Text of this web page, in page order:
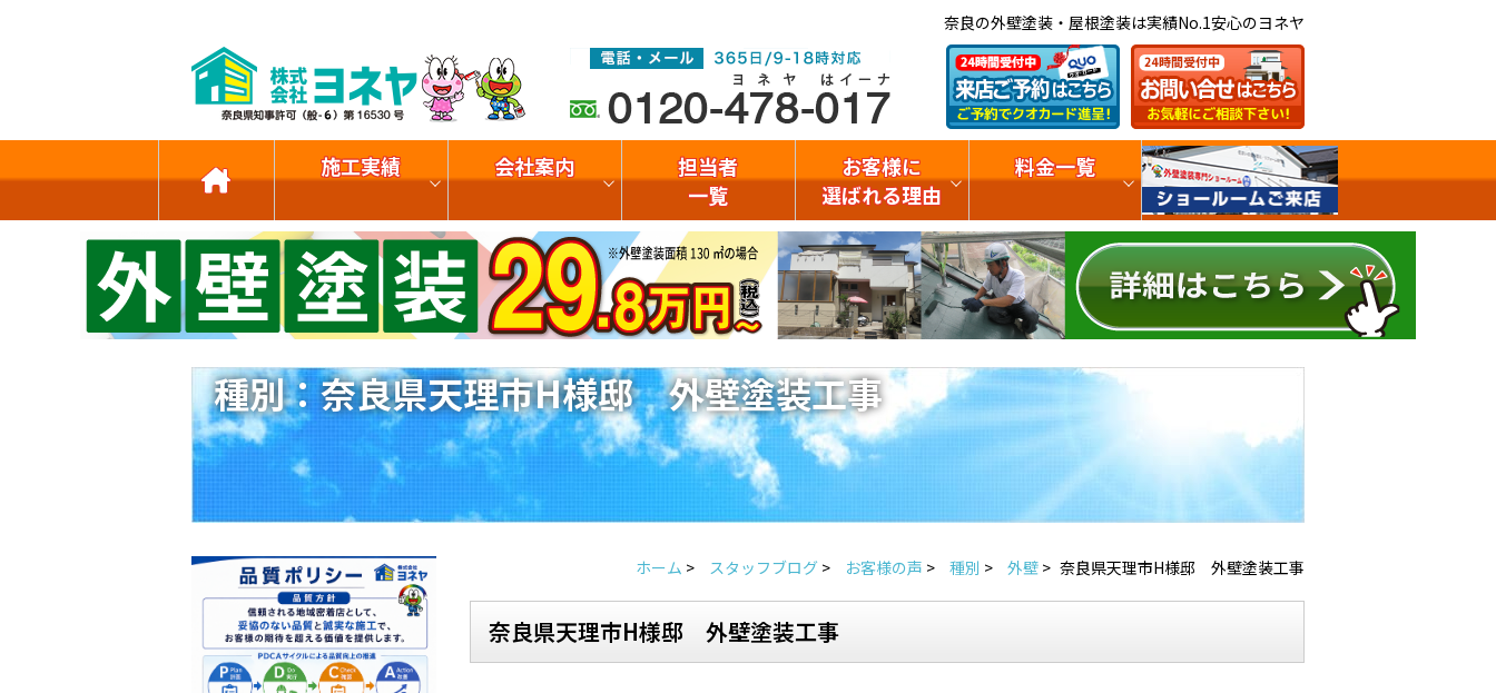
奈良の外壁塗装・屋根塗装は実績No.1安心のヨネヤ
施工実績 会社案内
担当者
一覧
お客様に
選ばれる理由
料金一覧
種別：奈良県天理市H様邸 外壁塗装工事
ホーム > スタッフブログ > お客様の声 > 種別 > 外壁 > 奈良県天理市H様邸 外壁塗装工事
奈良県天理市H様邸 外壁塗装工事